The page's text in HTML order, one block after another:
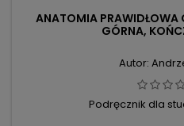
ANATOMIA PRAWIDŁOWA
GÓRNA,
Autor:
Podręcznik dla